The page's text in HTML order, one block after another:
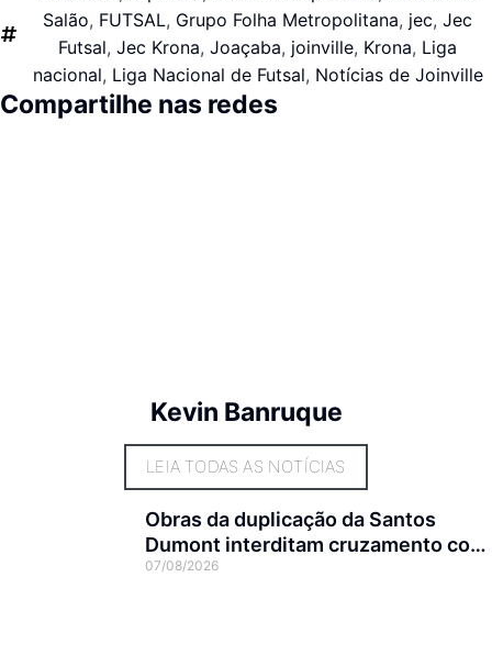
Salão, FUTSAL, Grupo Folha Metropolitana, jec, Jec
Futsal, Jec Krona, Joaçaba, joinville, Krona, Liga
nacional, Liga Nacional de Futsal, Notícias de Joinville
Compartilhe nas redes
Kevin Banruque
LEIA TODAS AS NOTÍCIAS
Obras da duplicação da Santos
Dumont interditam cruzamento com
a rua Otto Nass
07/08/2026